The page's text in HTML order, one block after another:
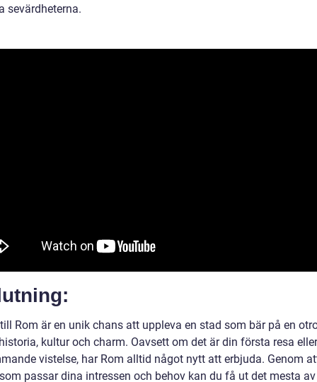
sevärdheterna.
Rom är en unik chans att uppleva en stad som bär på en
kultur och charm. Oavsett om det är din första resa
vistelse, har Rom alltid något nytt att erbjuda. Genom
passar dina intressen och behov kan du få ut det mesta